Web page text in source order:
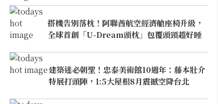
搭機告別落枕！阿聯酋航空經濟艙座椅升級，
全球首創「U-Dream頭枕」包覆頭頸超好睡
建築迷必朝聖！忠泰美術館10週年：藤本壯介
特展打頭陣，1:5大屋根8月震撼空降台北